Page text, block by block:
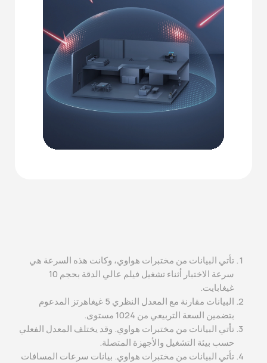
تأتي البيانات من مختبرات هواوي، وكانت هذه السرعة هي
سرعة الاختبار أثناء تشغيل فيلم عالي الدقة بحجم 10
غيغابايت.
البيانات مقارنة مع المعدل النظري 5 غيغاهرتز المدعوم
بتضمين السعة التربيعي من 1024 مستوى.
تأتي البيانات من مختبرات هواوي. وقد يختلف المعدل الفعلي
حسب بيئة التشغيل والأجهزة المتصلة.
تأتي البيانات من مختبرات هواوي. بيانات سرعات المسافات